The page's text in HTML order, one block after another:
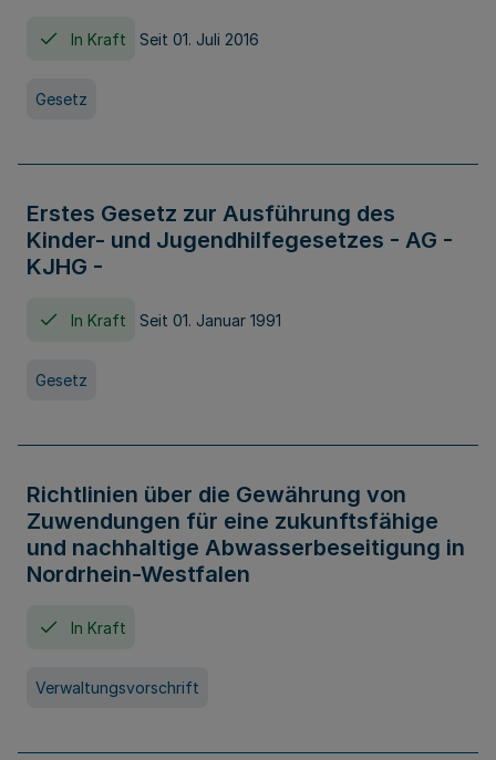
In Kraft Seit 01. Juli 2016
Gesetz
Erstes Gesetz zur Ausführung des
Kinder- und Jugendhilfegesetzes - AG -
KJHG -
In Kraft Seit 01. Januar 1991
Gesetz
Richtlinien über die Gewährung von
Zuwendungen für eine zukunftsfähige
und nachhaltige Abwasserbeseitigung in
Nordrhein-Westfalen
In Kraft
Verwaltungsvorschrift